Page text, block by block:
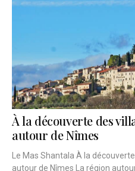
À la découverte des
autour de Nîmes
Le Mas Shantala À la
autour de Nîmes La région